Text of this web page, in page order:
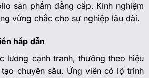
sản phẩm đẳng cấp. Kinh nghiệm
vững chắc cho sự nghiệp lâu dài.
hấp dẫn
lương cạnh tranh, thưởng theo hiệu
chuyên sâu. Ứng viên có lộ trình